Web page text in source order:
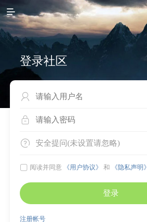

登录社区


 安全提问(未设置请忽略)
 阅读并同意 《用户协议》 和 《隐私声明》
登录
注册帐号